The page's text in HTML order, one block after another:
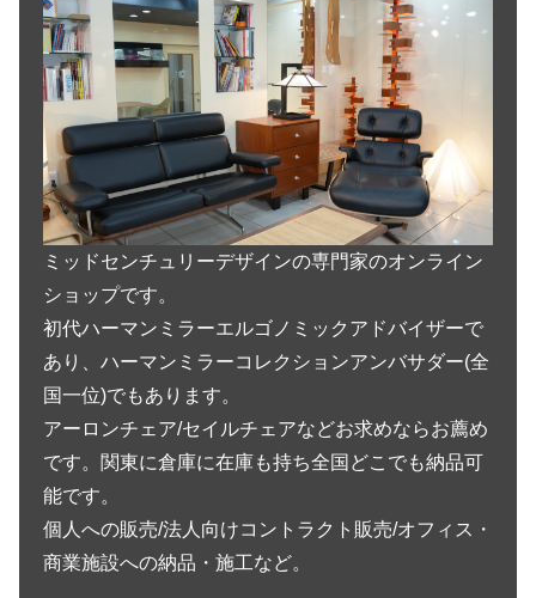
ミッドセンチュリーデザインの専門家のオンライン
ショップです。
初代ハーマンミラーエルゴノミックアドバイザーで
あり、ハーマンミラーコレクションアンバサダー(全
国一位)でもあります。
アーロンチェア/セイルチェアなどお求めならお薦め
です。関東に倉庫に在庫も持ち全国どこでも納品可
能です。
個人への販売/法人向けコントラクト販売/オフィス・
商業施設への納品・施工など。